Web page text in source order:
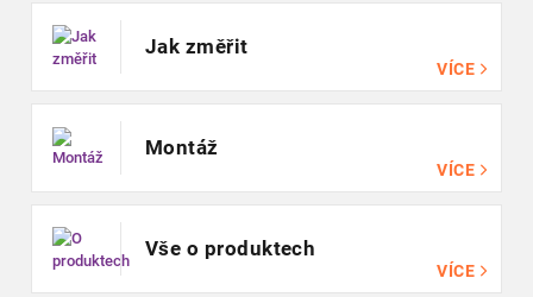
Jak změřit
VÍCE
Montáž
VÍCE
Vše o produktech
VÍCE